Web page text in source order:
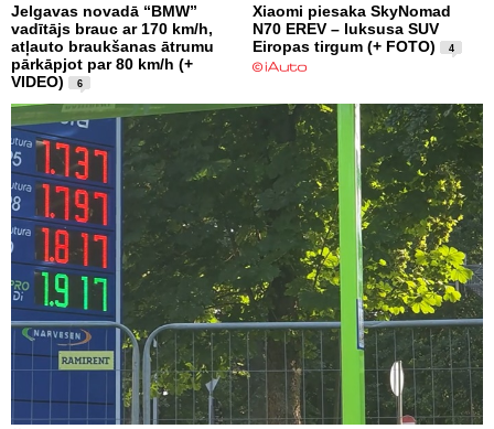
Jelgavas novadā “BMW”
vadītājs brauc ar 170 km/h,
atļauto braukšanas ātrumu
pārkāpjot par 80 km/h (+
VIDEO)
6
Xiaomi piesaka SkyNomad
N70 EREV – luksusa SUV
Eiropas tirgum (+ FOTO)
4